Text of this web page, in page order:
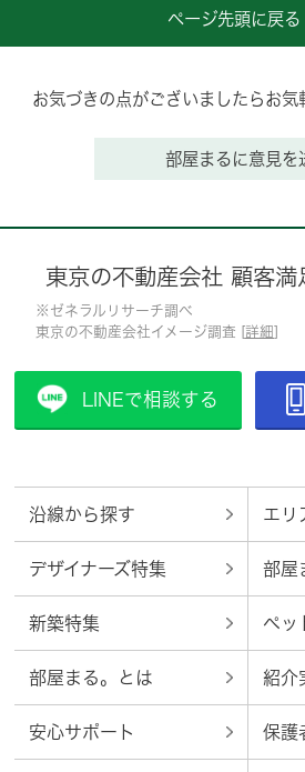
ページ先頭に戻る
お気づきの点がございましたらお気
部屋まるに意見を
東京の不動産会社 顧客満
※ゼネラルリサーチ調べ
東京の不動産会社イメージ調査 [ 詳細
LINEで相談する
沿線から探す エリ
デザイナーズ特集 部屋
新築特集 ペッ
部屋まる。とは 紹介
安心サポート 保護